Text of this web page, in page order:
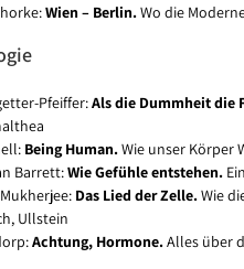
Wien – Berlin.Wo die
Pfeiffer:Als die Dummheit die
Being Human.Wie unser Körper
Barrett:Wie Gefühle entstehen.
Das Lied der Zelle.Wie
Ullstein
Achtung, Hormone.Alles über